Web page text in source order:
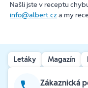
Našli jste v receptu
info@albert.cza my
Letáky Magazín
Zákaznická